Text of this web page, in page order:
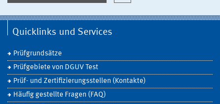
Quicklinks und Services
Prüfgrundsätze
Prüfgebiete von DGUV Test
Prüf- und Zertifizierungsstellen (Kontakte)
Häufig gestellte Fragen (FAQ)